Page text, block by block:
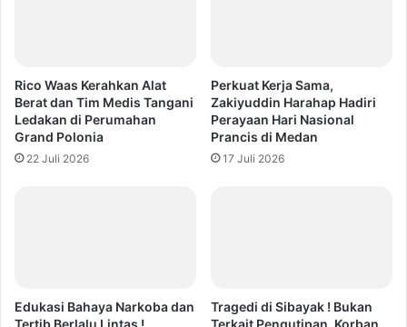
Rico Waas Kerahkan Alat
Berat dan Tim Medis Tangani
Ledakan di Perumahan
Grand Polonia
22 Juli 2026
Perkuat Kerja Sama,
Zakiyuddin Harahap Hadiri
Perayaan Hari Nasional
Prancis di Medan
17 Juli 2026
Edukasi Bahaya Narkoba dan
Tertib Berlalu Lintas !
Tragedi di Sibayak ! Bukan
Terkait Pengutipan, Korban